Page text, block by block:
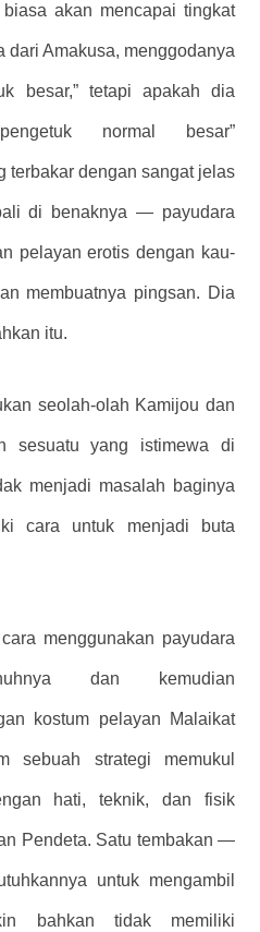
akan mencapai tingkat
dari Amakusa, menggodanya
besar,” tetapi apakah dia
normal besar”
terbakar dengan sangat jelas
di benaknya — payudara
pelayan erotis dengan kau-
membuatnya pingsan. Dia
itu.
seolah-olah Kamijou dan
sesuatu yang istimewa di
menjadi masalah baginya
cara untuk menjadi buta
menggunakan payudara
dan kemudian
kostum pelayan Malaikat
sebuah strategi memukul
hati, teknik, dan fisik
Pendeta. Satu tembakan —
untuk mengambil
bahkan tidak memiliki